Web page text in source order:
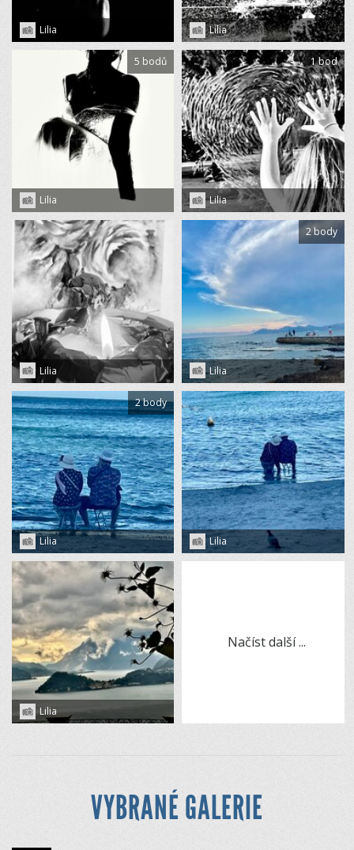
Lilia Lilia
Lilia
5 bodů
Lilia
1 bod
Lilia Lilia
2 body
Lilia
2 body
Lilia
Lilia
Načíst další ...
VYBRANÉ GALERIE